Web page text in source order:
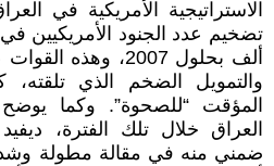
الاستراتيجية الأمريكية في
ألف بحلول 2007،
والتمويل الضخم الذي
المؤقت “للصحوة”. وكما
العراق خلال تلك الفترة،
ضمني منه في مقالة مطولة